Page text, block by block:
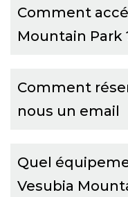
Comment
Mountain Park
Comment
nous un email
Quel
Vesubia